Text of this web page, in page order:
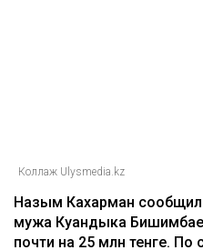
Коллаж Ulysmedia.kz
Назым Кахарман
мужа Куандыка
почти на 25 млн тенге. По